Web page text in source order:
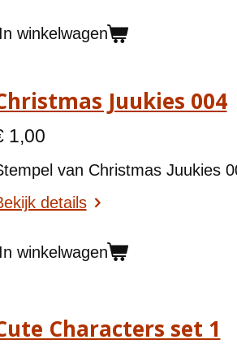
winkelwagen
Juukies 004
1,00
van Christmas Juukies
details
winkelwagen
Characters set 1